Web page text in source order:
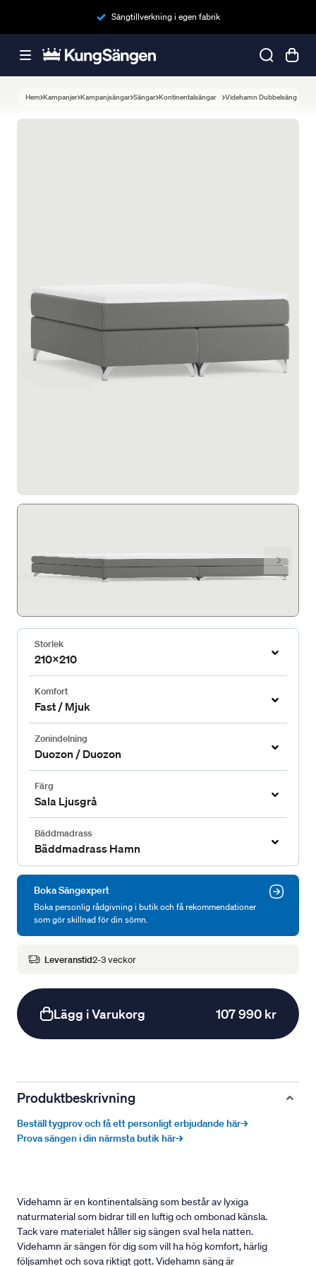
Sängtillverkning i egen fabrik
Hem Kampanjer Kampanjsängar Sängar Kontinentalsängar Videhamn Dubbelsäng
Storlek
210x210
Komfort
Fast / Mjuk
Zonindelning
Duozon / Duozon
Färg
Sala Ljusgrå
Bäddmadrass
Bäddmadrass Hamn
Boka Sängexpert
Boka personlig rådgivning i butik och få rekommendationer
som gör skillnad för din sömn.
Leveranstid2-3 veckor
Lägg i Varukorg 107 990 kr
Produktbeskrivning
Beställ tygprov och få ett personligt erbjudande här→
Prova sängen i din närmsta butik här→
Videhamn är en kontinentalsäng som består av lyxiga
naturmaterial som bidrar till en luftig och ombonad känsla.
Tack vare materialet håller sig sängen sval hela natten.
Videhamn är sängen för dig som vill ha hög komfort, härlig
följsamhet och sova riktigt gott. Videhamn säng är